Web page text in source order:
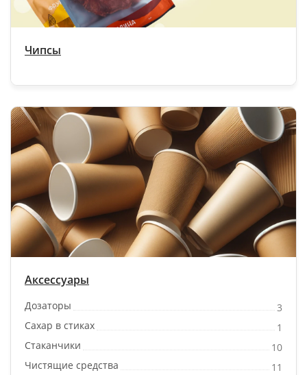
Чипсы
Аксессуары
Дозаторы
3
Сахар в стиках
1
Стаканчики
10
Чистящие средства
11